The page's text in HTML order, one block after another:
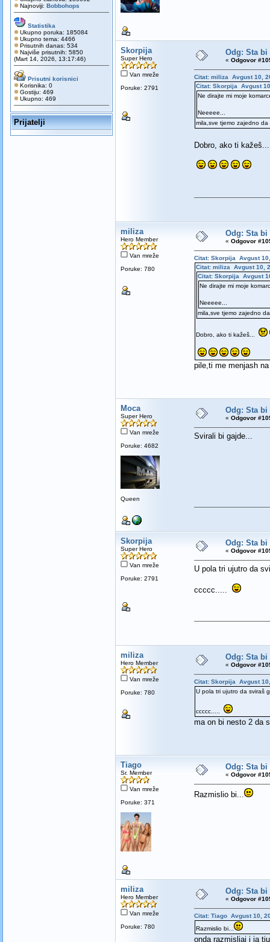
Najnoviji: Bobbohops
Statistika
Ukupno poruka: 185084
Ukupno tema: 4466
Prisutnih danas: 534
Najviše prisutnih: 5850
(Mart 14, 2026, 13:17:46)
Prisutni korisnici
Korisnika: 0
Gostiju: 469
Ukupno: 469
Prijatelji
Skorpija
Super Hero
Van mreže
Poruke: 2791
Odg: Sta
« Odgovor
Citat: miliza Avgust 10,
Citat: Skorpija Avgust
Ne dirajte mi moje
Neeeee...
mila,sve tjemo zajedno
Dobro, ako ti
miliza
Hero Member
Van mreže
Poruke: 780
Odg: Sta
« Odgovor
Citat: Skorpija Avgust
Citat: miliza Avgust 10,
Citat: Skorpija Avgust
Ne dirajte mi moje
Neeeee...
mila,sve tjemo zajedno
Dobro, ako ti kažeš...
pile,ti me menjash
Moca
Super Hero
Van mreže
Poruke: 4682
Queen
Odg: Sta
« Odgovor
Svirali bi gajde...
Skorpija
Super Hero
Van mreže
Poruke: 2791
Odg: Sta
« Odgovor
U pola tri ujutro da
ccccc.....
miliza
Hero Member
Van mreže
Poruke: 780
Odg: Sta
« Odgovor
Citat: Skorpija Avgust
U pola tri ujutro da sviraš
ccccc.....
ma on bi nesto 2 da
Tiago
Sr. Member
Van mreže
Poruke: 371
Odg: Sta
« Odgovor
Razmislio bi...
miliza
Hero Member
Van mreže
Poruke: 780
Odg: Sta
« Odgovor
Citat: Tiago Avgust 10,
Razmislio bi...
onda razmisljaj i ja tju